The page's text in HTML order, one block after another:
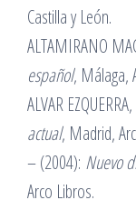
Castilla y León.
ALTAMIRANO
español, Málaga,
ALVAR
actual, Madrid,
– (2004): Nuevo
Arco Libros.